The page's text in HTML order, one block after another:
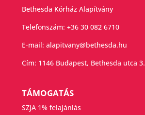
Bethesda Kórház Alapítvány
Telefonszám: +36 30 082 6710
E-mail: alapitvany@bethesda.hu
Cím: 1146 Budapest, Bethesda utca 3.
TÁMOGATÁS
SZJA 1% felajánlás